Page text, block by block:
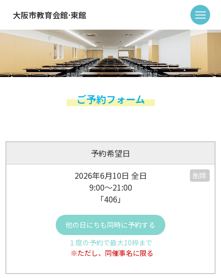
大阪市教育会館⋅東館
ご予約フォーム
予約希望日
2026年6月10日 全日
9:00～21:00
「406」
削除
他の日にちも同時に予約する
１度の予約で最大10枠まで
※ただし、同催事名に限る